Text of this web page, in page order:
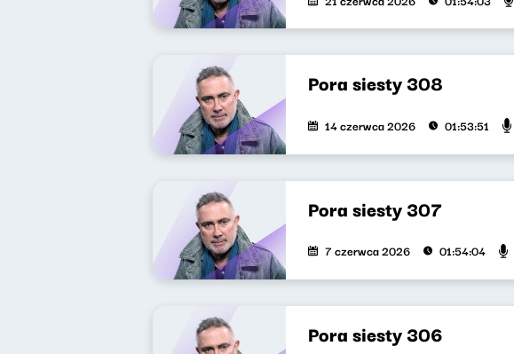
Pora siesty 308
14 czerwca 2026 01:53:51
Pora siesty 307
7 czerwca 2026 01:54:04
Pora siesty 306